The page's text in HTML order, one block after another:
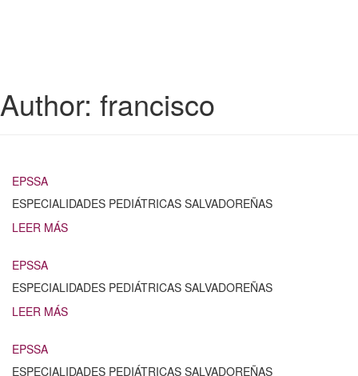
Author: francisco
EPSSA
ESPECIALIDADES PEDIÁTRICAS SALVADOREÑAS
LEER MÁS
EPSSA
ESPECIALIDADES PEDIÁTRICAS SALVADOREÑAS
LEER MÁS
EPSSA
ESPECIALIDADES PEDIÁTRICAS SALVADOREÑAS